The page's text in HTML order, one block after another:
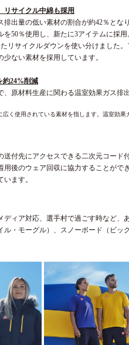
リサイクル中綿も採用
出量の低い素材の割合が約42％とな
50％使用し、新たに3アイテムに採
リサイクルダウンを使い分けました
ない素材を採用しています。
約24%削減
原材料生産に関わる温室効果ガス排
く使用されている素材を指します。温室効果
付先にアクセスできる二次元コード
後のウェア回収に協力することがで
ます。
ィア対応、選手村で過ごす時など、
・モーグル）、スノーボード（ビ